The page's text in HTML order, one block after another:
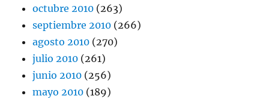
octubre 2010 (263)
septiembre 2010 (266)
agosto 2010 (270)
julio 2010 (261)
junio 2010 (256)
mayo 2010 (189)